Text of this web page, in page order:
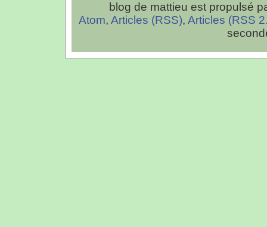
blog de mattieu est propulsé
Atom, Articles (RSS), Articles (RSS